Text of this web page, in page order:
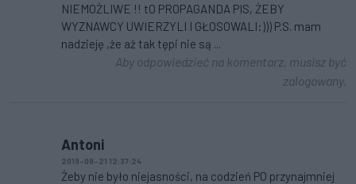
NIEMOŻLIWE !! tO PROPAGANDA PIS, ŻEBY
WYZNAWCY UWIERZYLI I GŁOSOWALI:))) P.S. mam
nadzieję ,że aż tak tępi nie są ...
Aby odpowiedzieć na komentarz, musisz być
zalogowany.
Antoni
2019-09-21 12:37:24
Żeby nie było niejasności, na codzień PO przynajmniej